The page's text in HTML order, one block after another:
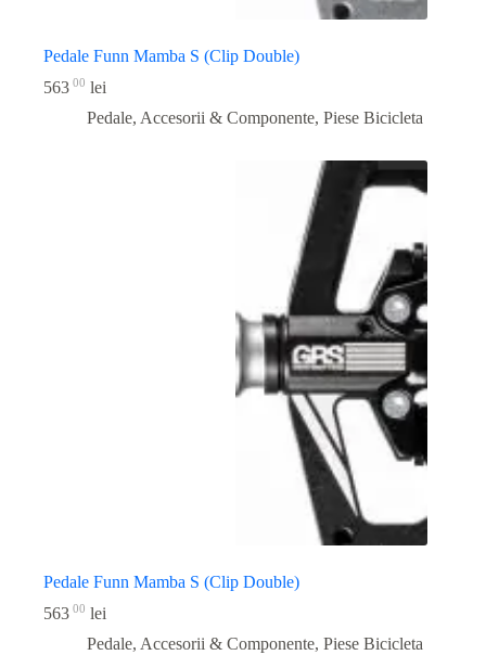
Pedale Funn Mamba S (Clip Double)
563 00 lei
Pedale, Accesorii & Componente, Piese Bicicleta
Pedale Funn Mamba S (Clip Double)
563 00 lei
Pedale, Accesorii & Componente, Piese Bicicleta